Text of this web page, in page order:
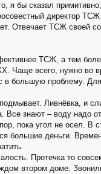
я бы сказал
директор
Отвечает ТСЖ своей
ТСЖ, а тем
Чаще всего, нужно во
в большую проблему.
Ливнёвка, и
Все знают – воду надо
пока угол не осел. В
большие деньги.
Протечка то
втором доме.